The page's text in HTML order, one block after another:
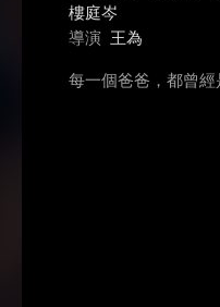
樓庭岑
導演 王為
每一個爸爸，都曾